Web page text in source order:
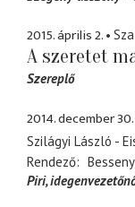
2015. április 2.
A szeretet
Szereplő
2014. december 30.
Szilágyi László -
Rendező
Piri